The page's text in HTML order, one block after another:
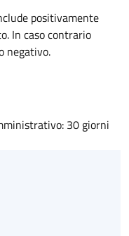
positivamente
In caso contrario
negativo.
30 giorni